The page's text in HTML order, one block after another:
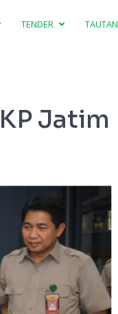
TENDER TAUTAN
Jatim